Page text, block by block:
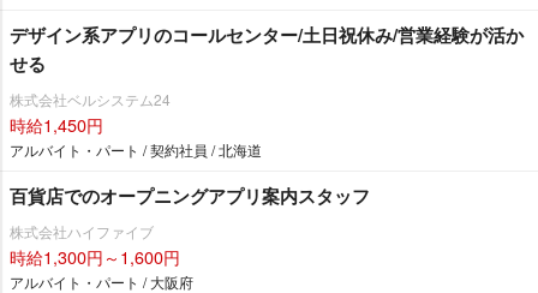
デザイン系アプリのコールセンター/土日祝休み/営業経験が活か
せる
株式会社ベルシステム24
時給1,450円
アルバイト・パート / 契約社員 / 北海道
百貨店でのオープニングアプリ案内スタッフ
株式会社ハイファイブ
時給1,300円～1,600円
アルバイト・パート / 大阪府